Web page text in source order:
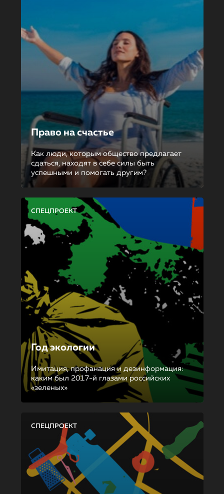
Право на счастье
Как люди, которым общество предлагает
сдаться, находят в себе силы быть
успешными и помогать другим?
СПЕЦПРОЕКТ
Год экологии
Имитация, профанация и дезинформация:
каким был 2017-й глазами российских
«зеленых»
СПЕЦПРОЕКТ